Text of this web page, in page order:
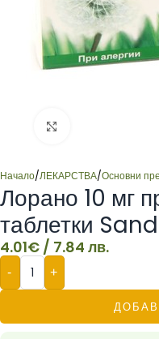
Начало/ЛЕКАРСТВА/Основни
Лорано 10 мг
таблетки
4.01€ / 7.84 лв.
- +